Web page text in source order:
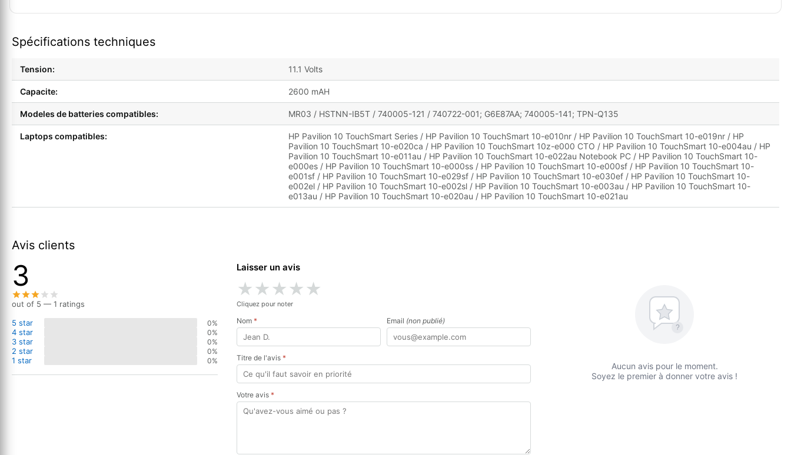
Spécifications techniques
Tension: 11.1 Volts
Capacite: 2600 mAH
Modeles de batteries compatibles: MR03 / HSTNN-IB5T / 740005-121 / 740722-001; G6E87AA; 740005-141; TPN-Q135
Laptops compatibles:
HP Pavilion 10 TouchSmart Series / HP Pavilion 10 TouchSmart 10-e010nr / HP Pavilion 10 TouchSmart 10-e019nr / HP
Pavilion 10 TouchSmart 10-e020ca / HP Pavilion 10 TouchSmart 10z-e000 CTO / HP Pavilion 10 TouchSmart 10-e004au / HP
Pavilion 10 TouchSmart 10-e011au / HP Pavilion 10 TouchSmart 10-e022au Notebook PC / HP Pavilion 10 TouchSmart 10-
e000es / HP Pavilion 10 TouchSmart 10-e000ss / HP Pavilion 10 TouchSmart 10-e000sf / HP Pavilion 10 TouchSmart 10-
e001sf / HP Pavilion 10 TouchSmart 10-e029sf / HP Pavilion 10 TouchSmart 10-e030ef / HP Pavilion 10 TouchSmart 10-
e002el / HP Pavilion 10 TouchSmart 10-e002sl / HP Pavilion 10 TouchSmart 10-e003au / HP Pavilion 10 TouchSmart 10-
e013au / HP Pavilion 10 TouchSmart 10-e020au / HP Pavilion 10 TouchSmart 10-e021au
Avis clients
3
out of 5 — 1 ratings
5 star
0%
4 star 0%
3 star 0%
2 star 0%
1 star 0%
Laisser un avis
★★★★★
Cliquez pour noter
Nom * Email (non publié)
Titre de l'avis *
Votre avis *
?
Aucun avis pour le moment.
Soyez le premier à donner votre avis !